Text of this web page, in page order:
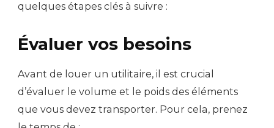
quelques étapes clés à suivre :
Évaluer vos besoins
Avant de louer un utilitaire, il est crucial
d’évaluer le volume et le poids des éléments
que vous devez transporter. Pour cela, prenez